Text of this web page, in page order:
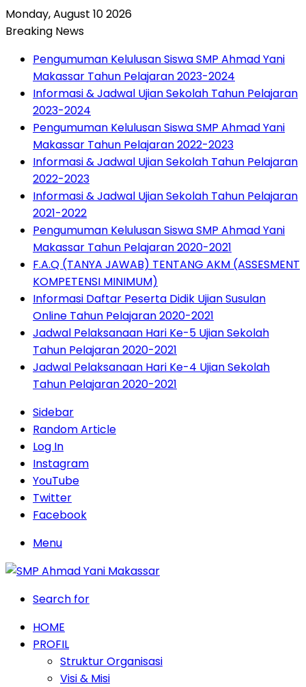
Monday, August 10 2026
Breaking News
Pengumuman Kelulusan Siswa SMP Ahmad Yani
Makassar Tahun Pelajaran 2023-2024
Informasi & Jadwal Ujian Sekolah Tahun Pelajaran
2023-2024
Pengumuman Kelulusan Siswa SMP Ahmad Yani
Makassar Tahun Pelajaran 2022-2023
Informasi & Jadwal Ujian Sekolah Tahun Pelajaran
2022-2023
Informasi & Jadwal Ujian Sekolah Tahun Pelajaran
2021-2022
Pengumuman Kelulusan Siswa SMP Ahmad Yani
Makassar Tahun Pelajaran 2020-2021
F.A.Q (TANYA JAWAB) TENTANG AKM (ASSESMENT
KOMPETENSI MINIMUM)
Informasi Daftar Peserta Didik Ujian Susulan
Online Tahun Pelajaran 2020-2021
Jadwal Pelaksanaan Hari Ke-5 Ujian Sekolah
Tahun Pelajaran 2020-2021
Jadwal Pelaksanaan Hari Ke-4 Ujian Sekolah
Tahun Pelajaran 2020-2021
Sidebar
Random Article
Log In
Instagram
YouTube
Twitter
Facebook
Menu
Search for
HOME
PROFIL
Struktur Organisasi
Visi & Misi